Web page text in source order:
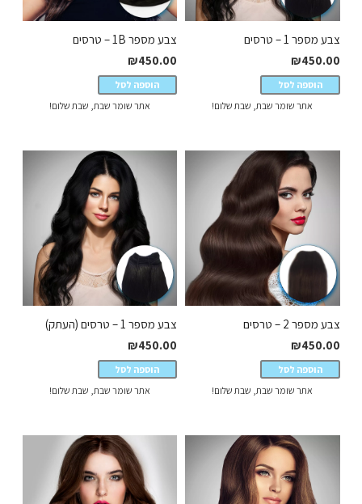
צבע מספר 1 – טרסים
₪450.00
הוספה לסל
אתר שומר שבת, שבת שלום!
צבע מספר 1B – טרסים
₪450.00
הוספה לסל
אתר שומר שבת, שבת שלום!
צבע מספר 2 – טרסים
₪450.00
הוספה לסל
אתר שומר שבת, שבת שלום!
צבע מספר 1 – טרסים (העתק)
₪450.00
הוספה לסל
אתר שומר שבת, שבת שלום!